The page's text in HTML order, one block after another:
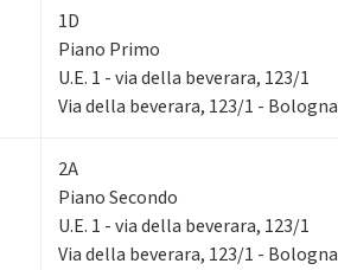
1D
Piano Primo
U.E. 1 - via della beverara, 123/1
Via della beverara, 123/1 - Bologna
2A
Piano Secondo
U.E. 1 - via della beverara, 123/1
Via della beverara, 123/1 - Bologna